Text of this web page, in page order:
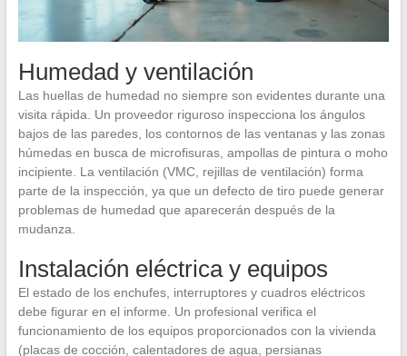
Humedad y ventilación
Las huellas de humedad no siempre son evidentes durante una
visita rápida. Un proveedor riguroso inspecciona los ángulos
bajos de las paredes, los contornos de las ventanas y las zonas
húmedas en busca de microfisuras, ampollas de pintura o moho
incipiente. La ventilación (VMC, rejillas de ventilación) forma
parte de la inspección, ya que un defecto de tiro puede generar
problemas de humedad que aparecerán después de la
mudanza.
Instalación eléctrica y equipos
El estado de los enchufes, interruptores y cuadros eléctricos
debe figurar en el informe. Un profesional verifica el
funcionamiento de los equipos proporcionados con la vivienda
(placas de cocción, calentadores de agua, persianas